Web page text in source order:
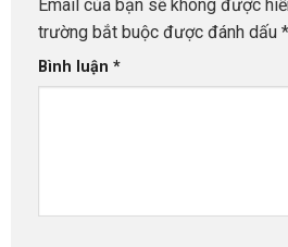
Email của bạn sẽ không được
trường bắt buộc được đánh dấu *
Bình luận *